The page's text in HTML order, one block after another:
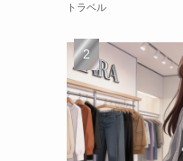
トラベル